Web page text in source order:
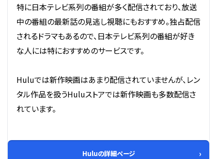
特に日本テレビ系列の番組が多く配信されており、放送
中の番組の最新話の見逃し視聴にもおすすめ。独占配信
されるドラマもあるので、日本テレビ系列の番組が好き
な人には特におすすめのサービスです。
Huluでは新作映画はあまり配信されていませんが、レン
タル作品を扱うHuluストアでは新作映画も多数配信さ
れています。
Huluの詳細ページ